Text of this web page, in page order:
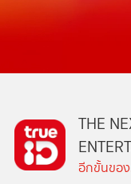
THE
อีกขั้นขอ